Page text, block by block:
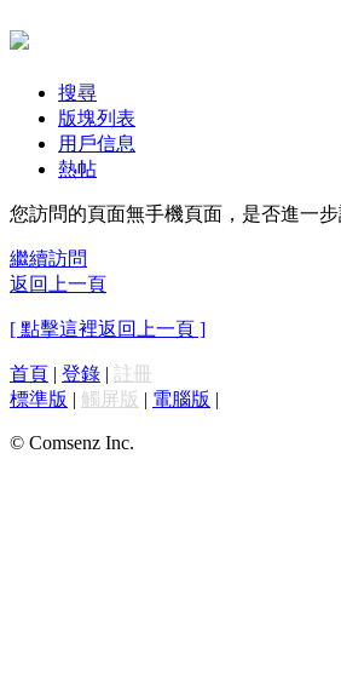
搜尋
版塊列表
用戶信息
熱帖
您訪問的頁面無手機頁面，是否進一步
繼續訪問
返回上一頁
[ 點擊這裡返回上一頁 ]
首頁 | 登錄 | 註冊
標準版 | 觸屏版 | 電腦版 |
© Comsenz Inc.